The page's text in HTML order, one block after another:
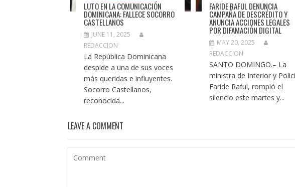
LUTO EN LA COMUNICACIÓN
DOMINICANA: FALLECE SOCORRO
CASTELLANOS
JUNE 11, 2025
REDACCION
La República Dominicana
despide a una de sus voces
más queridas e influyentes.
Socorro Castellanos,
reconocida...
FARIDE RAFUL DENUNCIA
CAMPAÑA DE DESCRÉDITO Y
ANUNCIA ACCIONES LEGALES
POR DIFAMACIÓN DIGITAL
MAY 20, 2025
REDACCION
SANTO DOMINGO.– La
ministra de Interior y
Faride Raful, rompió el
silencio este martes y...
LEAVE A COMMENT